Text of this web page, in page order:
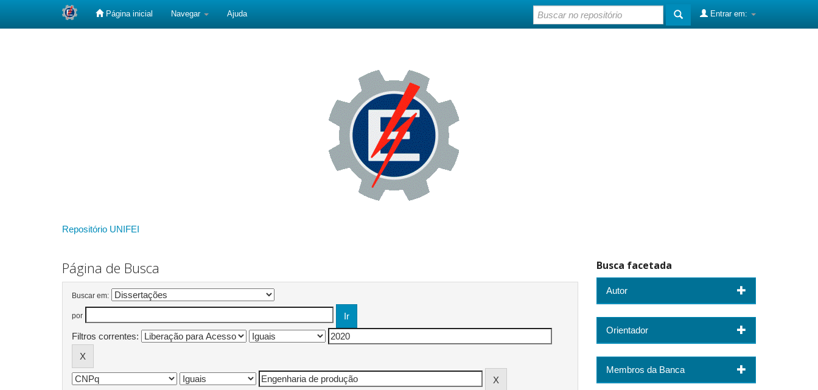
Página inicial Navegar Ajuda Entrar em:
Repositório UNIFEI
Página de Busca
Buscar em:
por
Filtros correntes:
Busca facetada
Autor
Orientador
Membros da Banca